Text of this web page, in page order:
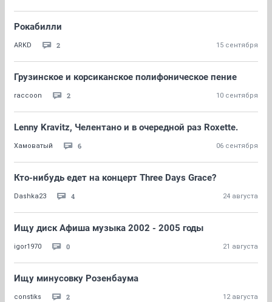
Рокабилли
ARKD 2 15 сентября
Грузинское и корсиканское полифоническое пение
raccoon 2 10 сентября
Lenny Kravitz, Челентано и в очередной раз Roxette.
Хамоватый 6 06 сентября
Кто-нибудь едет на концерт Three Days Grace?
Dashka23 4 24 августа
Ищу диск Афиша музыка 2002 - 2005 годы
igor1970 0 21 августа
Ищу минусовку Розенбаума
constiks 2 12 августа